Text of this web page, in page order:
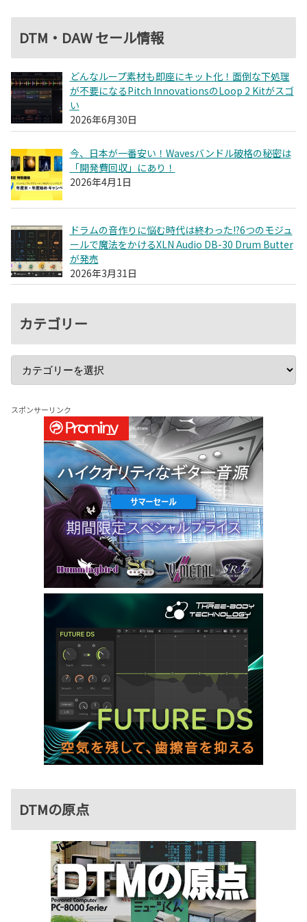
DTM・DAW セール情報
どんなループ素材も即座にキット化！面倒な下処理
が不要になるPitch InnovationsのLoop 2 Kitがスゴ
い
2026年6月30日
今、日本が一番安い！Wavesバンドル破格の秘密は
「開発費回収」にあり！
2026年4月1日
ドラムの音作りに悩む時代は終わった!?6つのモジュ
ールで魔法をかけるXLN Audio DB-30 Drum Butter
が発売
2026年3月31日
カテゴリー
スポンサーリンク
DTMの原点